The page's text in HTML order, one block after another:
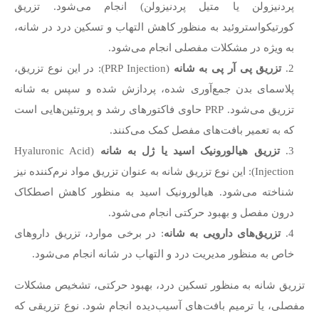
پردنیزولن یا متیل پردنیزولن) انجام می‌شود. تزریق
کورتیکواستروئید به منظور کاهش التهاب و تسکین درد در شانه،
به ویژه در مشکلات مفصلی انجام می‌شود.
تزریق پی آر پی به شانه
(PRP Injection): در این نوع تزریق،
پلاسمای بدن جمع‌آوری شده، پردازش شده و سپس به شانه
تزریق می‌شود. PRP حاوی فاکتورهای رشد و پروتئین‌هایی است
که به تعمیر بافت‌های مفصل کمک می‌کنند.
تزریق هیالورونیک اسید یا ژل به شانه
(Hyaluronic Acid
Injection): این نوع تزریق شانه به عنوان تزریق مواد نرم‌کننده نیز
شناخته می‌شود. هیالورونیک اسید به منظور کاهش اصطکاک
درون مفصل و بهبود حرکتی انجام می‌شود.
تزریق‌های دارویی به شانه: در برخی موارد، تزریق داروهای
خاص به منظور مدیریت درد و التهاب در شانه انجام می‌شود.
تزریق شانه به منظور تسکین درد، بهبود حرکتی، تشخیص مشکلات
مفصلی، یا ترمیم بافت‌های آسیب‌دیده انجام شود. نوع تزریقی که